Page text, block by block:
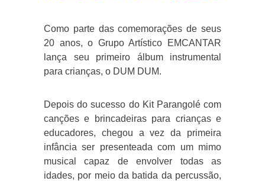
Como parte das comemorações de seus
20 anos, o Grupo Artístico EMCANTAR
lança seu primeiro álbum instrumental
para crianças, o DUM DUM.
Depois do sucesso do Kit Parangolé com
canções e brincadeiras para crianças e
educadores, chegou a vez da primeira
infância ser presenteada com um mimo
musical capaz de envolver todas as
idades, por meio da batida da percussão,